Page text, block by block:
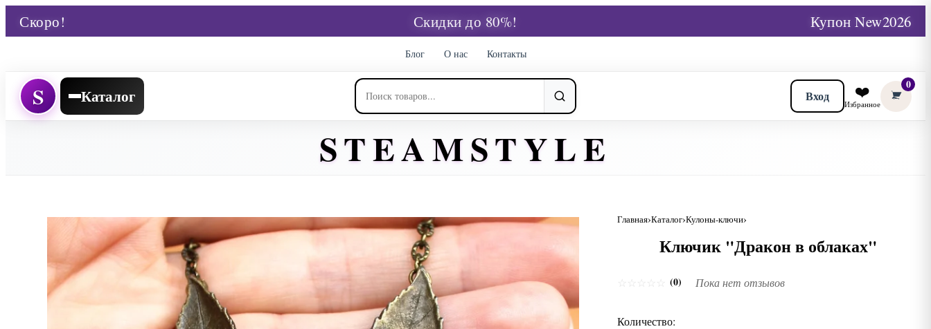
Скоро! Скидки до 80%! Купон New2026
Блог О нас Контакты
S Каталог Вход ❤️
Избранное
0
STEAMSTYLE
Главная Каталог Кулоны-ключи
Ключик "Дракон в облаках"
(0) Пока нет отзывов
Количество: